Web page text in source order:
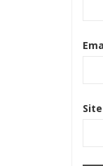
Site